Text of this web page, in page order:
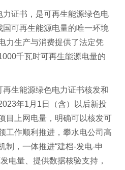
力证书，是可再生能源绿色电
国可再生能源电量的唯一环境
力生产与消费提供了法定凭
千瓦时可再生能源电量的
生能源绿色电力证书核发和
年1 月 1 日（含）以后新投
目上网电量，明确可以核发可
工作顺利推进，攀水电公司高
制，一体推进“建档-发电-申
电量、提供数据核验支持，